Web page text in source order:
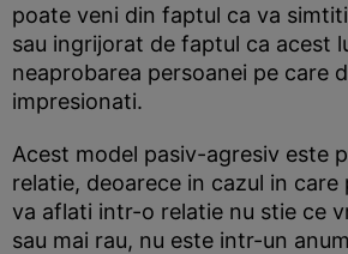
poate veni din faptul ca va
sau ingrijorat de faptul ca acest
neaprobarea persoanei pe care
impresionati.
Acest model pasiv-agresiv este
relatie, deoarece in cazul in care
va aflati intr-o relatie nu stie ce
sau mai rau, nu este intr-un